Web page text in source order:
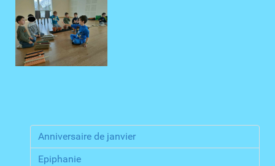
Anniversaire de janvier
Epiphanie